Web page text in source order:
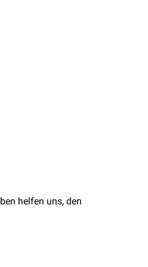
helfen uns, den